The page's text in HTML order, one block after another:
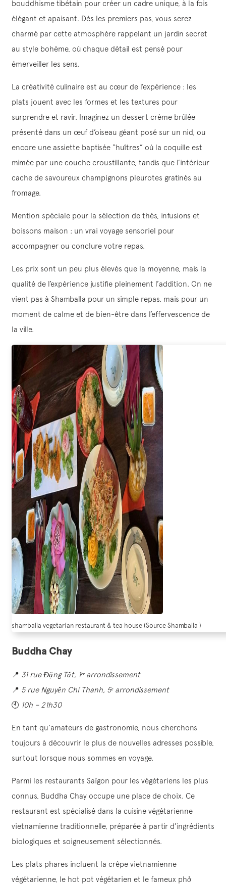
bouddhisme tibétain pour créer un cadre unique, à la fois
élégant et apaisant. Dès les premiers pas, vous serez
charmé par cette atmosphère rappelant un jardin secret
au style bohème, où chaque détail est pensé pour
émerveiller les sens.
La créativité culinaire est au cœur de l’expérience : les
plats jouent avec les formes et les textures pour
surprendre et ravir. Imaginez un dessert crème brûlée
présenté dans un œuf d’oiseau géant posé sur un nid, ou
encore une assiette baptisée “huîtres” où la coquille est
mimée par une couche croustillante, tandis que l’intérieur
cache de savoureux champignons pleurotes gratinés au
fromage.
Mention spéciale pour la sélection de thés, infusions et
boissons maison : un vrai voyage sensoriel pour
accompagner ou conclure votre repas.
Les prix sont un peu plus élevés que la moyenne, mais la
qualité de l’expérience justifie pleinement l’addition. On ne
vient pas à Shamballa pour un simple repas, mais pour un
moment de calme et de bien-être dans l’effervescence de
la ville.
shamballa vegetarian restaurant & tea house (Source Shamballa )
Buddha Chay
📍 31 rue Đặng Tất, 1ᵉʳ arrondissement
📍 5 rue Nguyễn Chí Thanh, 5ᵉ arrondissement
🕙 10h – 21h30
En tant qu’amateurs de gastronomie, nous cherchons
toujours à découvrir le plus de nouvelles adresses possible,
surtout lorsque nous sommes en voyage.
Parmi les restaurants Saïgon pour les végétariens les plus
connus, Buddha Chay occupe une place de choix. Ce
restaurant est spécialisé dans la cuisine végétarienne
vietnamienne traditionnelle, préparée à partir d’ingrédients
biologiques et soigneusement sélectionnés.
Les plats phares incluent la crêpe vietnamienne
végétarienne, le hot pot végétarien et le fameux phở